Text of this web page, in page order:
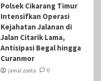
Polsek Cikarang Timur
Intensifkan Operasi
Kejahatan Jalanan di
Jalan Citarik Lama,
Antisipasi Begal hingga
Curanmor
jamal zonta 0